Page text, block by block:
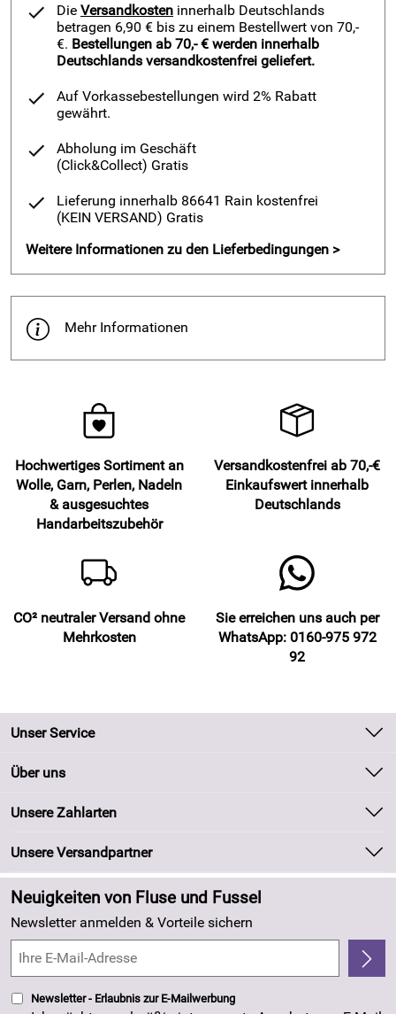
Die Versandkosten innerhalb Deutschlands
betragen 6,90 € bis zu einem Bestellwert von 70,-
€. Bestellungen ab 70,- € werden innerhalb
Deutschlands versandkostenfrei geliefert.
Auf Vorkassebestellungen wird 2% Rabatt
gewährt.
Abholung im Geschäft
(Click&Collect) Gratis
Lieferung innerhalb 86641 Rain kostenfrei
(KEIN VERSAND) Gratis
Weitere Informationen zu den Lieferbedingungen >
Mehr Informationen
Hochwertiges Sortiment an
Wolle, Garn, Perlen, Nadeln
& ausgesuchtes
Handarbeitszubehör
Versandkostenfrei ab 70,-€
Einkaufswert innerhalb
Deutschlands
CO² neutraler Versand ohne
Mehrkosten
Sie erreichen uns auch per
WhatsApp: 0160-975 972
92
Unser Service
Kontakt
Kundeninformationen
Newsletter
Zahlung und Versand
Kundenlogin
Über uns
Unsere Bestseller
Neu
Angebote
Made in Germany
4,8/5
Unsere Zahlarten
Unsere Versandpartner
Neuigkeiten von Fluse und Fussel
Newsletter anmelden & Vorteile sichern
Newsletter - Erlaubnis zur E-Mailwerbung